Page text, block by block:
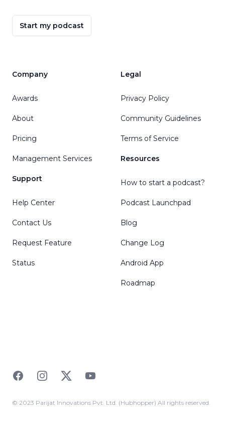
Start my podcast
Company
Awards
About
Pricing
Management Services
Support
Help Center
Contact Us
Request Feature
Status
Legal
Privacy Policy
Community Guidelines
Terms of Service
Resources
How to start a podcast?
Podcast Launchpad
Blog
Change Log
Android App
Roadmap
FacebookInstagramTwitterYouTube
© 2023 Parijat Innovations Pvt. Ltd. (Hubhopper) All rights reserved.